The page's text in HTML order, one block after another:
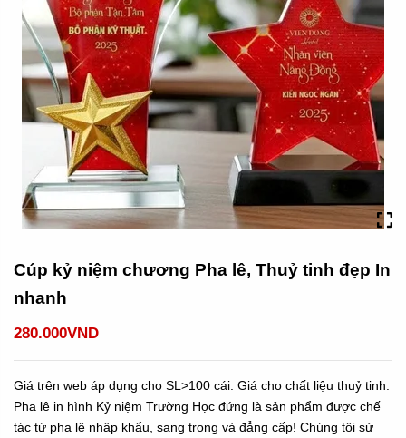
Cúp kỷ niệm chương Pha lê, Thuỷ tinh đẹp In
nhanh
280.000VND
Giá trên web áp dụng cho SL>100 cái. Giá cho chất liệu thuỷ tinh.
Pha lê in hình Kỷ niệm Trường Học đứng là sản phẩm được chế
tác từ pha lê nhập khẩu, sang trọng và đẳng cấp! Chúng tôi sử